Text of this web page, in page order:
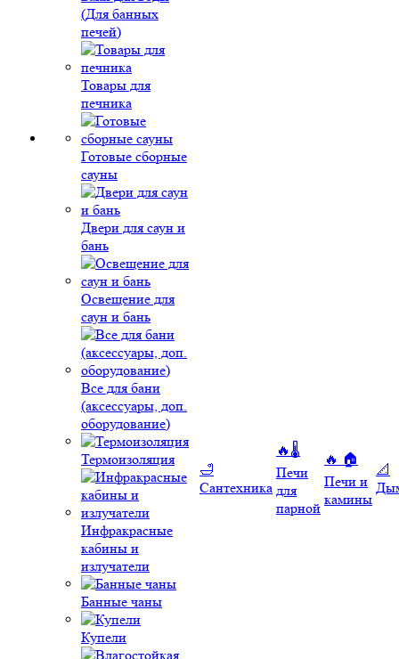
(Для банных
печей)
Товары для
печника
Готовые сборные
сауны
Двери для саун и
бань
Освещение для
саун и бань
Все для бани
(аксессуары, доп.
оборудование)
Термоизоляция
Инфракрасные
кабины и
излучатели
Банные чаны
Купели
🛁
Сантехника
🔥🌡️
Печи
для
парной
🔥 🏠
Печи и
камины
📐